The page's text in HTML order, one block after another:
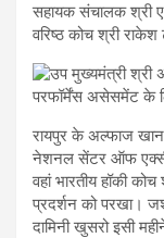
सहायक संचालक श्री
वरिष्ठ कोच श्री राकेश
रायपुर के अल्फाज
नेशनल सेंटर ऑफ
वहां भारतीय हॉकी
प्रदर्शन को परखा।
दामिनी खुसरो इसी